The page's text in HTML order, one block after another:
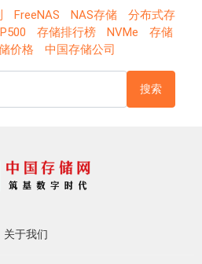
FreeNAS NAS存储
分布式存
存储排行榜 NVMe
存储
价格 中国存储公司
搜索
关于我们